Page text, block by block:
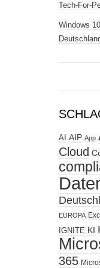
Tech-For-
Windows
AI AIP App
Cloud
EUROPA
IGNITE KI
365